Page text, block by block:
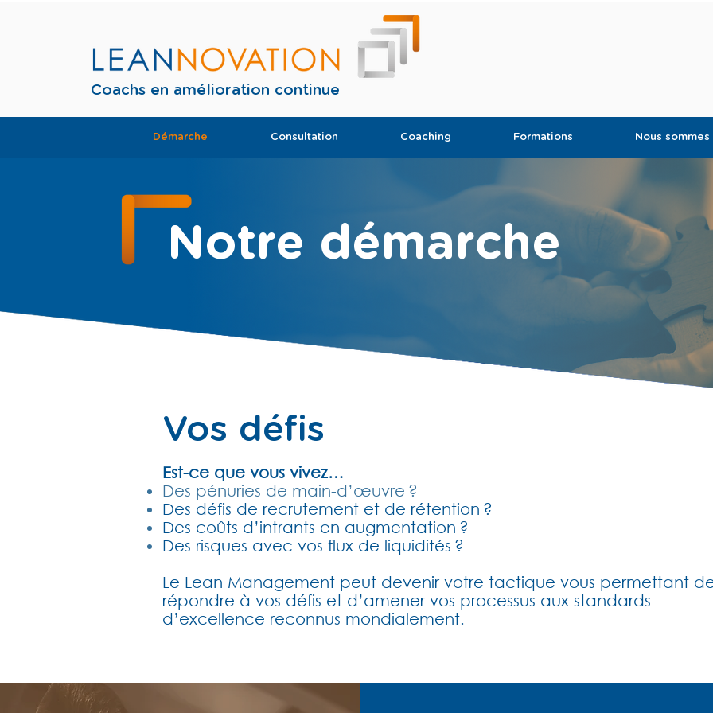
Coachs en amélioration continue
Démarche Consultation Coaching Formations Nous sommes
Notre démarche
Vos défis
Est-ce que vous vivez…
Des pénuries de main-d’œuvre ?
Des défis de recrutement et de rétention ?
Des coûts d’intrants en augmentation ?
Des risques avec vos flux de liquidités ?
Le Lean Management peut devenir votre tactique vous permettant
répondre à vos défis et d’amener vos processus aux standards
d’excellence reconnus mondialement.